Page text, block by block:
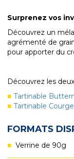
Surprenez vos
Découvrez un
agrémenté de
pour apporter du
Découvrez les
Tartinable
Tartinable
FORMATS
Verrine de 90g